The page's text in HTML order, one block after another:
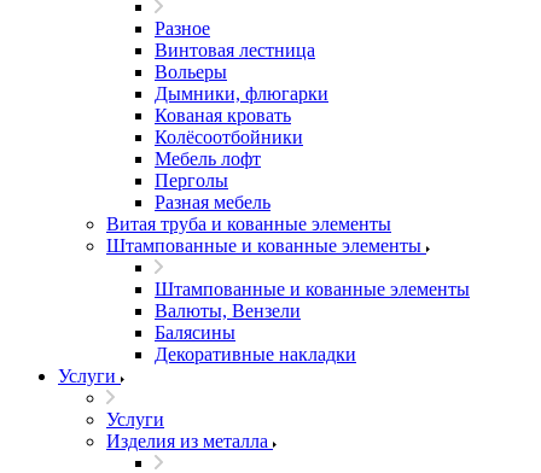
Разное
Винтовая лестница
Вольеры
Дымники, флюгарки
Кованая кровать
Колёсоотбойники
Мебель лофт
Перголы
Разная мебель
Витая труба и кованные элементы
Штампованные и кованные элементы
Штампованные и кованные элементы
Валюты, Вензели
Балясины
Декоративные накладки
Услуги
Услуги
Изделия из металла